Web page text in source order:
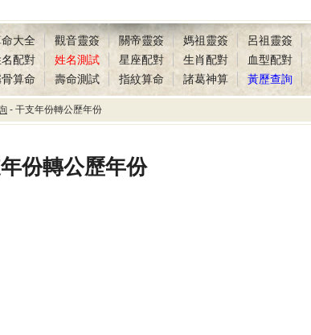
大全 觀音靈簽 關帝靈簽 媽祖靈簽 呂祖靈簽
配對
姓名測試 星座配對 生肖配對 血型配對
算命
壽命測試 指紋算命 諸葛神算 黃歷查詢
- 干支年份轉公歷年份
份轉公歷年份